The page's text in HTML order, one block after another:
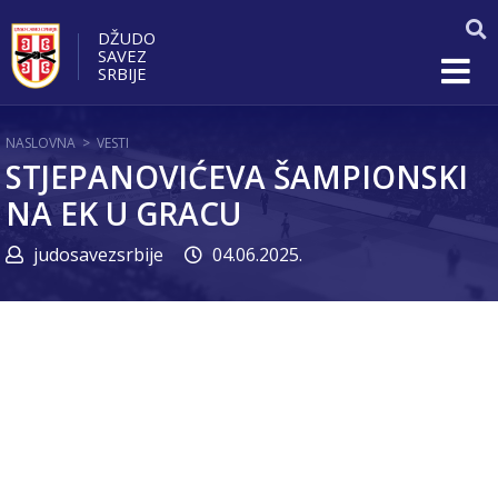
DŽUDO
SAVEZ
SRBIJE
NASLOVNA > VESTI
STJEPANOVIĆEVA ŠAMPIONSKI
NA EK U GRACU
judosavezsrbije 04.06.2025.